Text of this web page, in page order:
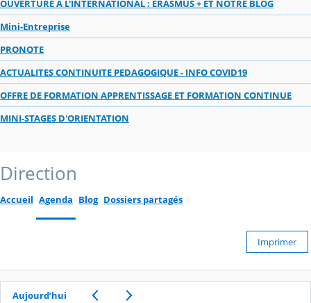
OUVERTURE A L'INTERNATIONAL : ERASMUS + ET NOTRE BLOG
Mini-Entreprise
PRONOTE
ACTUALITES CONTINUITE PEDAGOGIQUE - INFO COVID19
OFFRE DE FORMATION APPRENTISSAGE ET FORMATION CONTINUE
MINI-STAGES D'ORIENTATION
Direction
Accueil Agenda Blog Dossiers partagés
Imprimer
Aujourd’hui